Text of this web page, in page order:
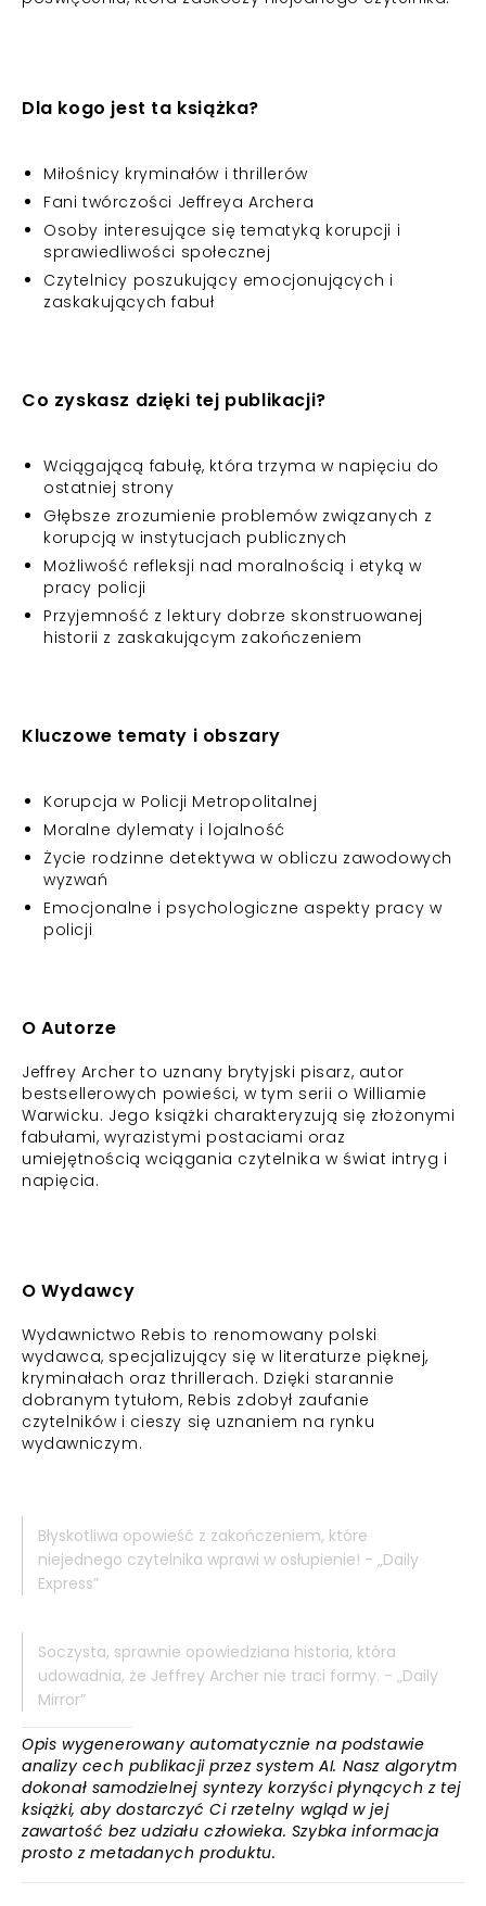
Dla kogo jest ta książka?
Miłośnicy kryminałów i thrillerów
Fani twórczości Jeffreya Archera
Osoby interesujące się tematyką korupcji i
sprawiedliwości społecznej
Czytelnicy poszukujący emocjonujących i
zaskakujących fabuł
Co zyskasz dzięki tej publikacji?
Wciągającą fabułę, która trzyma w napięciu do
ostatniej strony
Głębsze zrozumienie problemów związanych z
korupcją w instytucjach publicznych
Możliwość refleksji nad moralnością i etyką w
pracy policji
Przyjemność z lektury dobrze skonstruowanej
historii z zaskakującym zakończeniem
Kluczowe tematy i obszary
Korupcja w Policji Metropolitalnej
Moralne dylematy i lojalność
Życie rodzinne detektywa w obliczu zawodowych
wyzwań
Emocjonalne i psychologiczne aspekty pracy w
policji
O Autorze
Jeffrey Archer to uznany brytyjski pisarz, autor
bestsellerowych powieści, w tym serii o Williamie
Warwicku. Jego książki charakteryzują się złożonymi
fabułami, wyrazistymi postaciami oraz
umiejętnością wciągania czytelnika w świat intryg i
napięcia.
O Wydawcy
Wydawnictwo Rebis to renomowany polski
wydawca, specjalizujący się w literaturze pięknej,
kryminałach oraz thrillerach. Dzięki starannie
dobranym tytułom, Rebis zdobył zaufanie
czytelników i cieszy się uznaniem na rynku
wydawniczym.
Błyskotliwa opowieść z zakończeniem, które
niejednego czytelnika wprawi w osłupienie! - „Daily
Express”
Soczysta, sprawnie opowiedziana historia, która
udowadnia, że Jeffrey Archer nie traci formy. - „Daily
Mirror”
Opis wygenerowany automatycznie na podstawie
analizy cech publikacji przez system AI. Nasz algorytm
dokonał samodzielnej syntezy korzyści płynących z tej
książki, aby dostarczyć Ci rzetelny wgląd w jej
zawartość bez udziału człowieka. Szybka informacja
prosto z metadanych produktu.